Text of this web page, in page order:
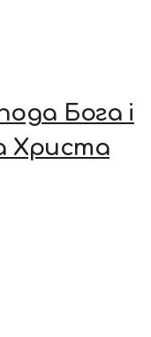
Бога і
Христа